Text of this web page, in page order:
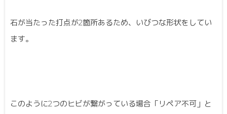
石が当たった打点が2箇所あるため、いびつな形状をしてい
ます。
このように2つのヒビが繋がっている場合「リペア不可」と